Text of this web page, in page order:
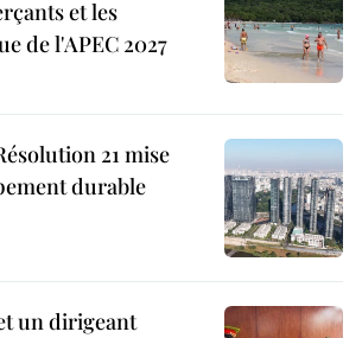
et les
de l'APEC 2027
21 mise
durable
un dirigeant